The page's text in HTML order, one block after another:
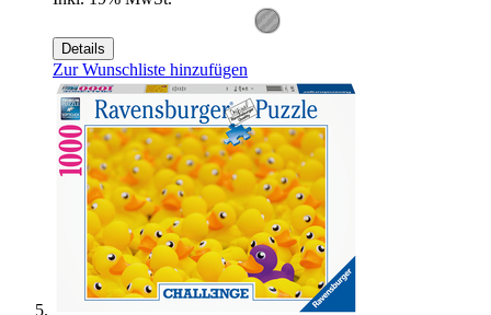
Details
Zur Wunschliste hinzufügen